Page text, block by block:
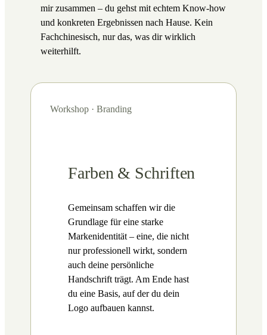
mir zusammen – du gehst mit echtem Know-how
und konkreten Ergebnissen nach Hause. Kein
Fachchinesisch, nur das, was dir wirklich
weiterhilft.
Workshop · Branding
Farben & Schriften
Gemeinsam schaffen wir die
Grundlage für eine starke
Markenidentität – eine, die nicht
nur professionell wirkt, sondern
auch deine persönliche
Handschrift trägt. Am Ende hast
du eine Basis, auf der du dein
Logo aufbauen kannst.